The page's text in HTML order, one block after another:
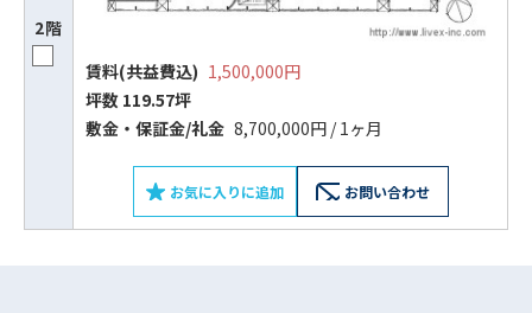
2階
賃料(共益費込) 1,500,000円
坪数 119.57坪
敷⾦‧保証⾦/礼⾦ 8,700,000円 / 1ヶ月
お気に入りに追加 お問い合わせ
ビルコード：172272
をお伝えいただくと
スムーズにご案内できます